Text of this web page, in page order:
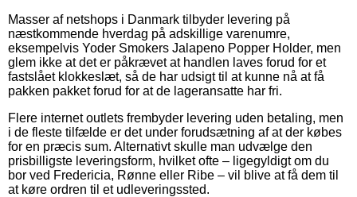
Masser af netshops i Danmark tilbyder levering på
næstkommende hverdag på adskillige varenumre,
eksempelvis Yoder Smokers Jalapeno Popper Holder, men
glem ikke at det er påkrævet at handlen laves forud for et
fastslået klokkeslæt, så de har udsigt til at kunne nå at få
pakken pakket forud for at de lageransatte har fri.
Flere internet outlets frembyder levering uden betaling, men
i de fleste tilfælde er det under forudsætning af at der købes
for en præcis sum. Alternativt skulle man udvælge den
prisbilligste leveringsform, hvilket ofte – ligegyldigt om du
bor ved Fredericia, Rønne eller Ribe – vil blive at få dem til
at køre ordren til et udleveringssted.